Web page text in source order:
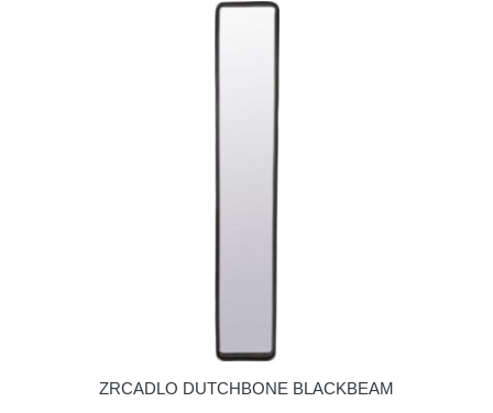
ZRCADLO DUTCHBONE BLACKBEAM